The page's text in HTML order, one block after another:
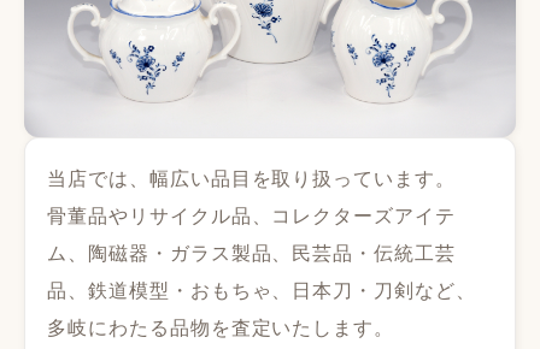
当店では、幅広い品目を取り扱っています。
骨董品やリサイクル品、コレクターズアイテ
ム、陶磁器・ガラス製品、民芸品・伝統工芸
品、鉄道模型・おもちゃ、日本刀・刀剣など、
多岐にわたる品物を査定いたします。